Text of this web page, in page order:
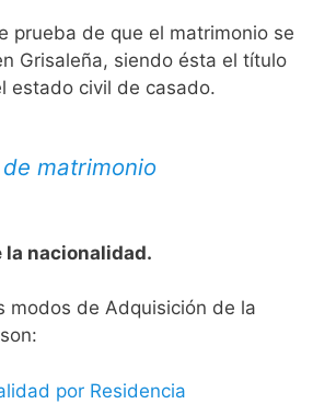
prueba de que el matrimonio se
Grisaleña, siendo ésta el título
estado civil de casado.
matrimonio
la nacionalidad.
modos de Adquisición de la
por Residencia